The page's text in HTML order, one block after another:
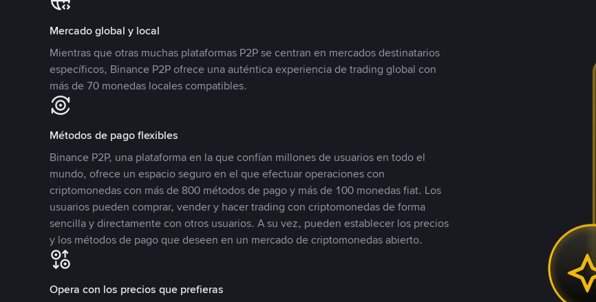
Mercado global y local
Mientras que otras muchas plataformas P2P se centran en mercados destinatarios
específicos, Binance P2P ofrece una auténtica experiencia de trading global con
más de 70 monedas locales compatibles.
Métodos de pago flexibles
Binance P2P, una plataforma en la que confían millones de usuarios en todo el
mundo, ofrece un espacio seguro en el que efectuar operaciones con
criptomonedas con más de 800 métodos de pago y más de 100 monedas fiat. Los
usuarios pueden comprar, vender y hacer trading con criptomonedas de forma
sencilla y directamente con otros usuarios. A su vez, pueden establecer los precios
y los métodos de pago que deseen en un mercado de criptomonedas abierto.
Opera con los precios que prefieras